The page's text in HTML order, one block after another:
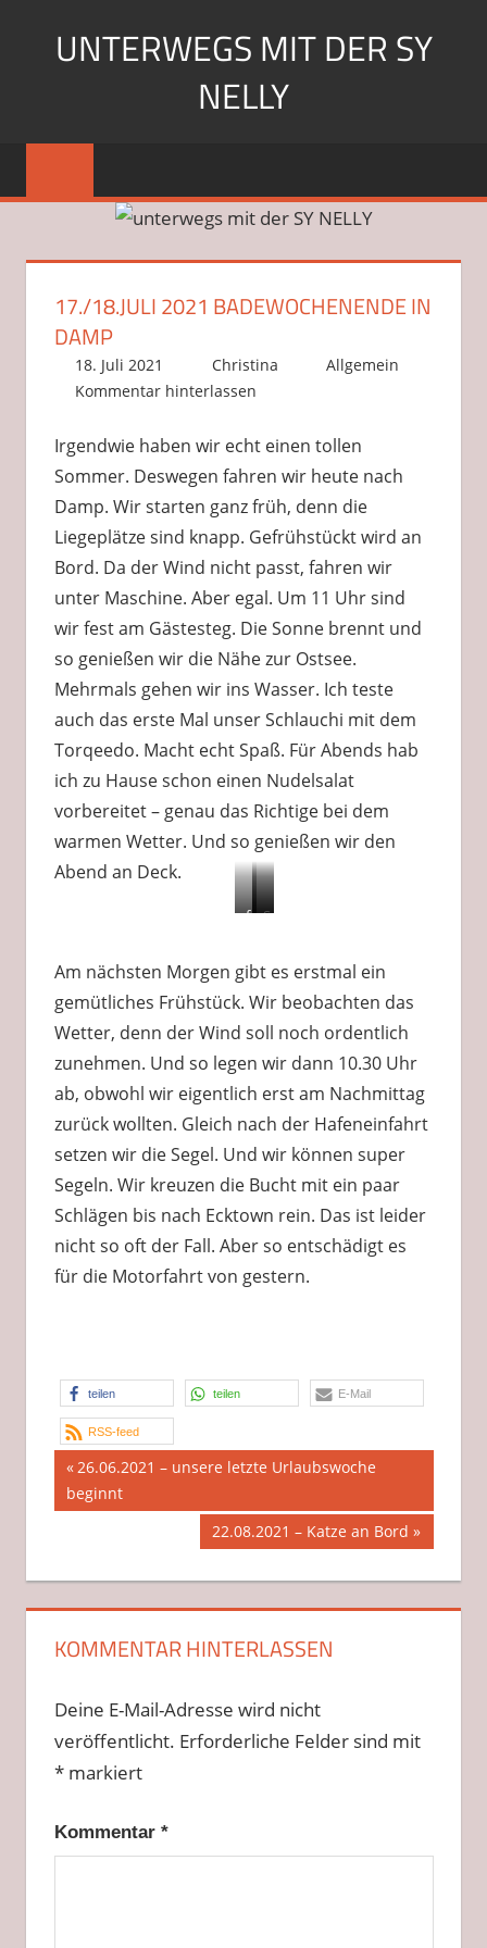
UNTERWEGS MIT DER SY
NELLY
Segeln
17./18.JULI 2021 BADEWOCHENENDE IN
DAMP
18. Juli 2021 Christina
Allgemein
Kommentar hinterlassen
Irgendwie haben wir echt einen tollen
Sommer. Deswegen fahren wir heute nach
Damp. Wir starten ganz früh, denn die
Liegeplätze sind knapp. Gefrühstückt wird an
Bord. Da der Wind nicht passt, fahren wir
unter Maschine. Aber egal. Um 11 Uhr sind
wir fest am Gästesteg. Die Sonne brennt und
so genießen wir die Nähe zur Ostsee.
Mehrmals gehen wir ins Wasser. Ich teste
auch das erste Mal unser Schlauchi mit dem
Torqeedo. Macht echt Spaß. Für Abends hab
ich zu Hause schon einen Nudelsalat
vorbereitet – genau das Richtige bei dem
warmen Wetter. Und so genießen wir den
Abend an Deck.
fest
Damp
Schlauchi
gut
am
Am nächsten Morgen gibt es erstmal ein
gemütliches Frühstück. Wir beobachten das
Wetter, denn der Wind soll noch ordentlich
zunehmen. Und so legen wir dann 10.30 Uhr
ab, obwohl wir eigentlich erst am Nachmittag
zurück wollten. Gleich nach der Hafeneinfahrt
setzen wir die Segel. Und wir können super
Segeln. Wir kreuzen die Bucht mit ein paar
Schlägen bis nach Ecktown rein. Das ist leider
nicht so oft der Fall. Aber so entschädigt es
für die Motorfahrt von gestern.
teilen teilen E-Mail
RSS-feed
Beitragsnavigation
Vorheriger
Beitrag:
26.06.2021 – unsere letzte Urlaubswoche
beginnt
Nächster
22.08.2021 – Katze an Bord
KOMMENTAR HINTERLASSEN
Deine E-Mail-Adresse wird nicht
veröffentlicht. Erforderliche Felder sind mit
*markiert
Kommentar *